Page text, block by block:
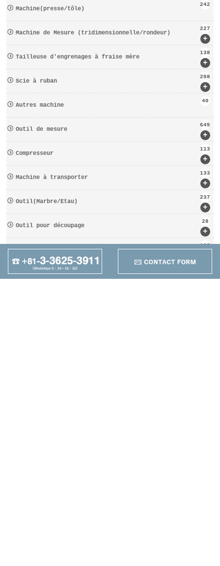
Machine(presse/tôle)
242
+
Machine de Mesure (tridimensionnelle/rondeur)
227
+
Tailleuse d′engrenages à fraise mère
138
+
Scie à ruban
208
Autres machine
40
+
Outil de mesure
645
+
Compresseur
113
+
Machine à transporter
133
+
Outil(Marbre/Etau)
237
+
Outil pour découpage
28
D′OUTILS COUPANTS
162
+
Autres